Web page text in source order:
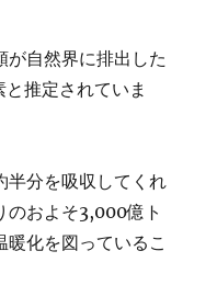
が自然界に排出した
推定されていま
半分を吸収してくれ
のおよそ3,000億ト
化を図っているこ